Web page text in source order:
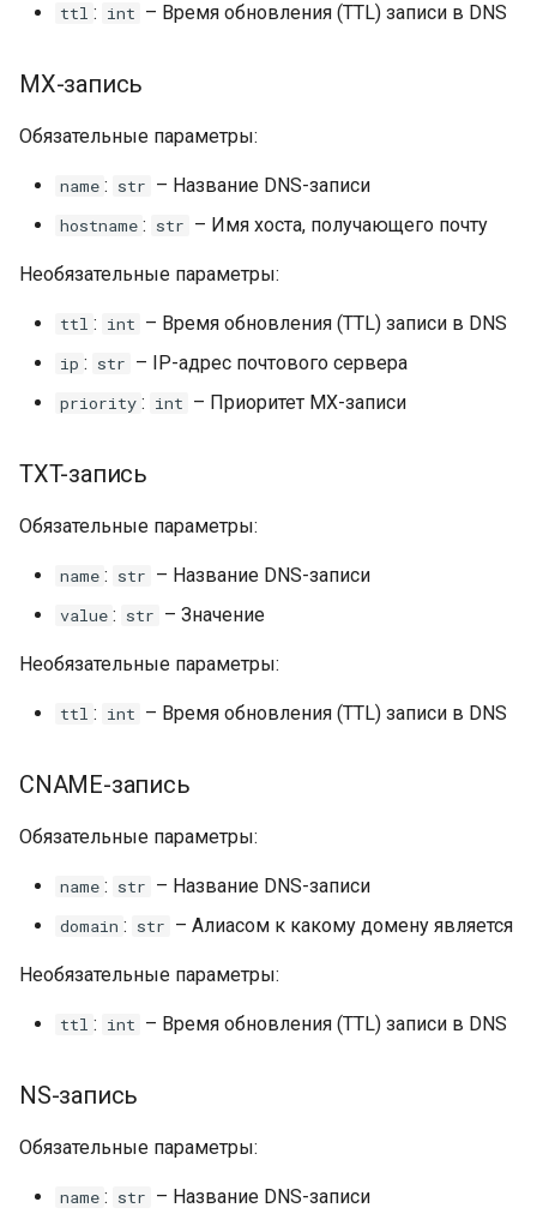
Возвращаемое значение
Удаление DNS-записи
Коды ответов
Возвращаемое значение
ttl : int – Время обновления (TTL) записи в DNS
MX-запись
Обязательные параметры:
name : str – Название DNS-записи
hostname : str – Имя хоста, получающего почту
Необязательные параметры:
ttl : int – Время обновления (TTL) записи в DNS
ip : str – IP-адрес почтового сервера
priority : int – Приоритет MX-записи
TXT-запись
Обязательные параметры:
name : str – Название DNS-записи
value : str – Значение
Необязательные параметры:
ttl : int – Время обновления (TTL) записи в DNS
CNAME-запись
Обязательные параметры:
name : str – Название DNS-записи
domain : str – Алиасом к какому домену является
Необязательные параметры:
ttl : int – Время обновления (TTL) записи в DNS
NS-запись
Обязательные параметры:
name : str – Название DNS-записи